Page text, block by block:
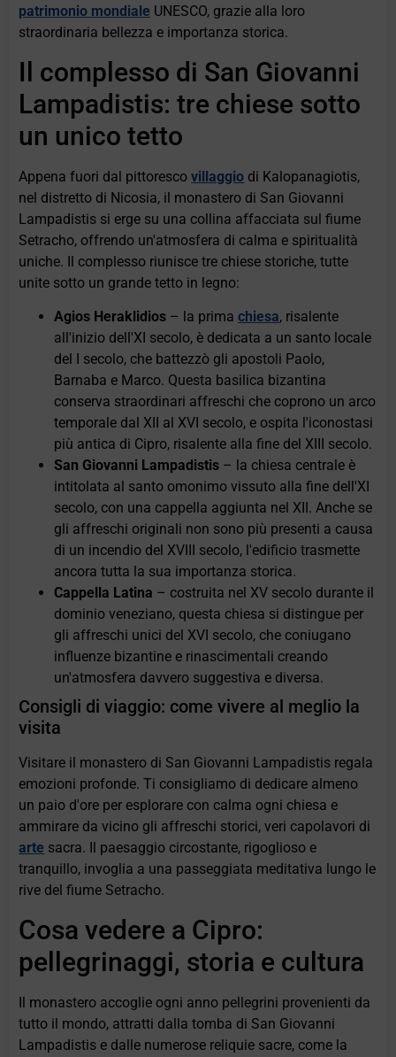
patrimonio mondiale UNESCO, grazie alla loro
straordinaria bellezza e importanza storica.
Il complesso di San Giovanni
Lampadistis: tre chiese sotto
un unico tetto
Appena fuori dal pittorescovillaggio di Kalopanagiotis,
nel distretto di Nicosia, il monastero di San Giovanni
Lampadistis si erge su una collina affacciata sul fiume
Setracho, offrendo un'atmosfera di calma e spiritualità
uniche. Il complesso riunisce tre chiese storiche, tutte
unite sotto un grande tetto in legno:
Agios Heraklidios – la primachiesa, risalente
all'inizio dell'XI secolo, è dedicata a un santo locale
del I secolo, che battezzò gli apostoli Paolo,
Barnaba e Marco. Questa basilica bizantina
conserva straordinari affreschi che coprono un arco
temporale dal XII al XVI secolo, e ospita l'iconostasi
più antica di Cipro, risalente alla fine del XIII secolo.
San Giovanni Lampadistis – la chiesa centrale è
intitolata al santo omonimo vissuto alla fine dell'XI
secolo, con una cappella aggiunta nel XII. Anche se
gli affreschi originali non sono più presenti a causa
di un incendio del XVIII secolo, l'edificio trasmette
ancora tutta la sua importanza storica.
Cappella Latina – costruita nel XV secolo durante il
dominio veneziano, questa chiesa si distingue per
gli affreschi unici del XVI secolo, che coniugano
influenze bizantine e rinascimentali creando
un'atmosfera davvero suggestiva e diversa.
Consigli di viaggio: come vivere al meglio la
visita
Visitare il monastero di San Giovanni Lampadistis regala
emozioni profonde. Ti consigliamo di dedicare almeno
un paio d'ore per esplorare con calma ogni chiesa e
ammirare da vicino gli affreschi storici, veri capolavori di
arte sacra. Il paesaggio circostante, rigoglioso e
tranquillo, invoglia a una passeggiata meditativa lungo le
rive del fiume Setracho.
Cosa vedere a Cipro:
pellegrinaggi, storia e cultura
Il monastero accoglie ogni anno pellegrini provenienti da
tutto il mondo, attratti dalla tomba di San Giovanni
Lampadistis e dalle numerose reliquie sacre, come la